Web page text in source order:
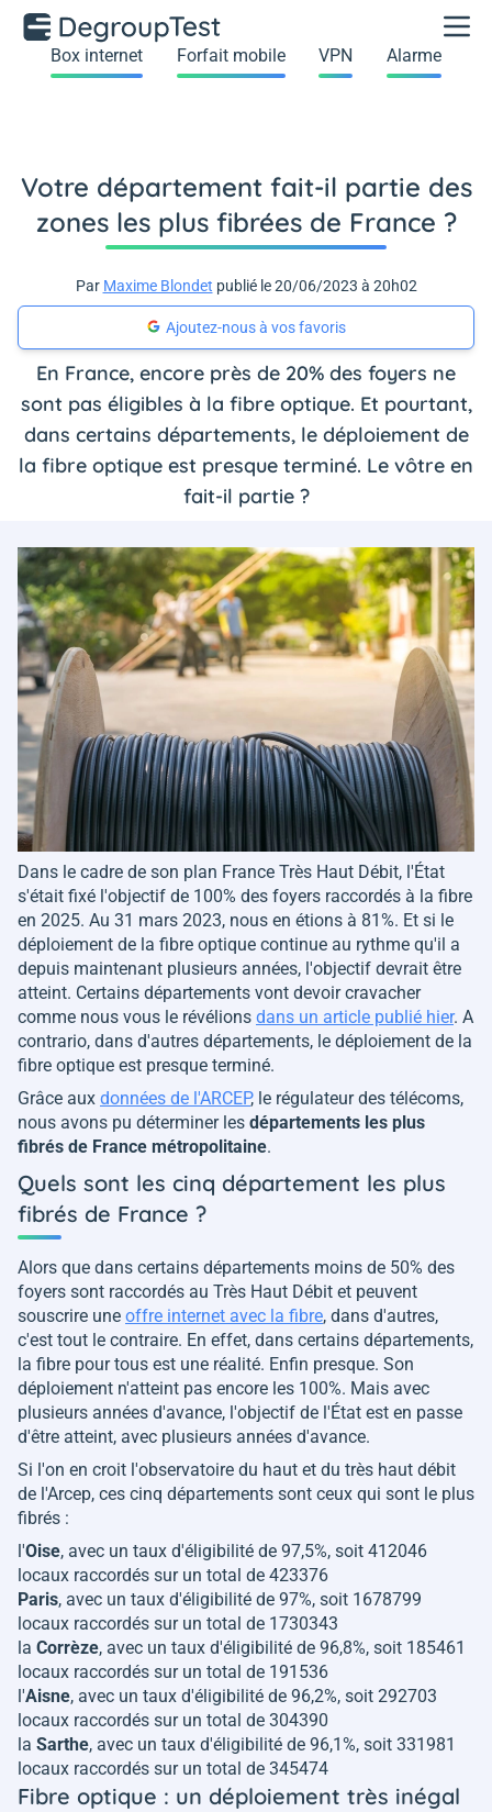
Box internet Forfait mobile VPN Alarme
Votre département fait-il partie des
zones les plus fibrées de France ?
Par Maxime Blondet publié le 20/06/2023 à 20h02
Ajoutez-nous à vos favoris
En France, encore près de 20% des foyers ne
sont pas éligibles à la fibre optique. Et pourtant,
dans certains départements, le déploiement de
la fibre optique est presque terminé. Le vôtre en
fait-il partie ?
Dans le cadre de son plan France Très Haut Débit, l'État
s'était fixé l'objectif de 100% des foyers raccordés à la fibre
en 2025. Au 31 mars 2023, nous en étions à 81%. Et si le
déploiement de la fibre optique continue au rythme qu'il a
depuis maintenant plusieurs années, l'objectif devrait être
atteint. Certains départements vont devoir cravacher
comme nous vous le révélions dans un article publié hier. A
contrario, dans d'autres départements, le déploiement de la
fibre optique est presque terminé.
Grâce aux données de l'ARCEP, le régulateur des télécoms,
nous avons pu déterminer les départements les plus
fibrés de France métropolitaine.
Quels sont les cinq département les plus
fibrés de France ?
Alors que dans certains départements moins de 50% des
foyers sont raccordés au Très Haut Débit et peuvent
souscrire une offre internet avec la fibre, dans d'autres,
c'est tout le contraire. En effet, dans certains départements,
la fibre pour tous est une réalité. Enfin presque. Son
déploiement n'atteint pas encore les 100%. Mais avec
plusieurs années d'avance, l'objectif de l'État est en passe
d'être atteint, avec plusieurs années d'avance.
Si l'on en croit l'observatoire du haut et du très haut débit
de l'Arcep, ces cinq départements sont ceux qui sont le plus
fibrés :
l'Oise, avec un taux d'éligibilité de 97,5%, soit 412046
locaux raccordés sur un total de 423376
Paris, avec un taux d'éligibilité de 97%, soit 1678799
locaux raccordés sur un total de 1730343
la Corrèze, avec un taux d'éligibilité de 96,8%, soit 185461
locaux raccordés sur un total de 191536
l'Aisne, avec un taux d'éligibilité de 96,2%, soit 292703
locaux raccordés sur un total de 304390
la Sarthe, avec un taux d'éligibilité de 96,1%, soit 331981
locaux raccordés sur un total de 345474
Fibre optique : un déploiement très inégal